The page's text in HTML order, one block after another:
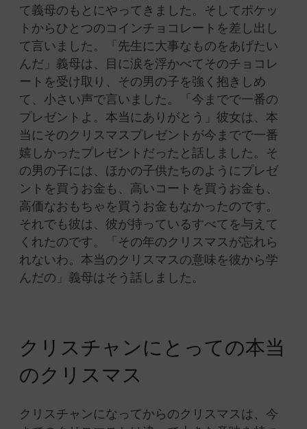
て義母のもとにやってきました。そしてポケッ
トからひとつのコインチョコレートを差し出し
て言いました。「先生に大事なものをあげたい
んだ」義母は、目に涙を浮かべてそのチョコレ
ートを受け取り、その男の子を強く抱きしめ
て、小さい声で言いました。「今までで一番の
プレゼントよ。本当にありがとう」彼女は、本
当にそのクリスマスプレゼントが今までで一番
嬉しかったプレゼントだったと話しました。そ
の男の子には、ほかの子供たちのようにプレゼ
ントを買うお金も、高いコートを買うお金も、
高価なおもちゃを買うお金もなかったのです。
それでも彼は、彼が持っているすべてを与えて
くれたのです。「その年のクリスマスが忘れら
れないわ。本当のクリスマスの意味を彼から学
んだの」義母はそう話しました。
クリスチャンにとっての本当
のクリスマス
クリスチャンになってからのクリスマスは、今